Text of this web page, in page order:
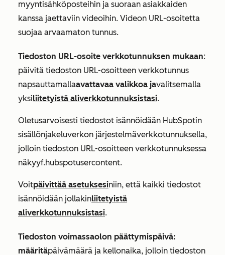
myyntisähköposteihin ja suoraan asiakkaiden
kanssa jaettaviin videoihin. Videon URL-osoitetta
suojaa arvaamaton tunnus.
Tiedoston URL-osoite verkkotunnuksen mukaan:
päivitä tiedoston URL-osoitteen verkkotunnus
napsauttamallaavattavaa valikkoa javalitsemalla
yksiliitetyistä aliverkkotunnuksistasi.
Oletusarvoisesti tiedostot isännöidään HubSpotin
sisällönjakeluverkon järjestelmäverkkotunnuksella,
jolloin tiedoston URL-osoitteen verkkotunnuksessa
näkyyf.hubspotusercontent.
Voitpäivittää asetuksesiniin, että kaikki tiedostot
isännöidään jollakinliitetyistä
aliverkkotunnuksistasi.
Tiedoston voimassaolon päättymispäivä:
määritäpäivämäärä ja kellonaika, jolloin tiedoston